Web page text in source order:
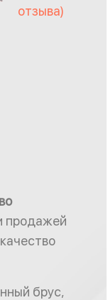
отзыва)
продажей
брус,